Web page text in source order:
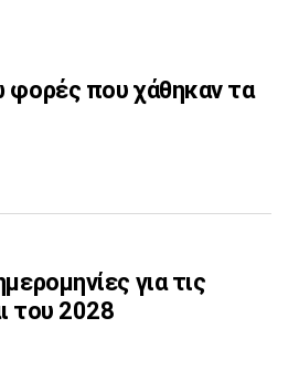
που χάθηκαν τα
για τις
του 2028